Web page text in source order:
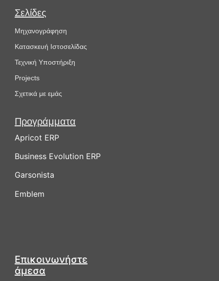
Σελίδες
Μηχανογράφηση
Κατασκευή Ιστοσελίδας
Τεχνική Υποστήριξη
Projects
Σχετικά με εμάς
Προγράμματα
Apricot ERP
Business Evolution ERP
Garsonista
Emblem
Επικοινωνήστε
άμεσα